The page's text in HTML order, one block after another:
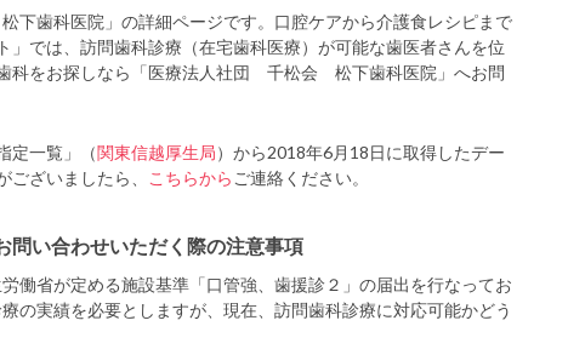
歯科医院」の詳細ページです。口腔ケアから介護食レシピまで
では、訪問歯科診療（在宅歯科医療）が可能な歯医者さんを位
科をお探しなら「医療法人社団 千松会 松下歯科医院」へお問
定一覧」（関東信越厚生局）から2018年6月18日に取得したデー
ざいましたら、
こちらから ご連絡ください。
い合わせいただく際の注意事項
省が定める施設基準「口管強、歯援診２」の届出を行なってお
の実績を必要としますが、現在、訪問歯科診療に対応可能かどう